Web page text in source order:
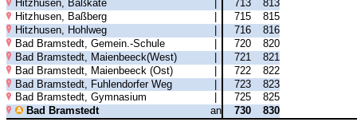
Hitzhusen, Baßkate
713
813
Hitzhusen, Baßberg
715
815
Hitzhusen, Hohlweg
716
816
Bad Bramstedt, Gemein.-Schule
720
820
Bad Bramstedt, Maienbeeck(West)
721
821
Bad Bramstedt, Maienbeeck (Ost)
| 722
822
Bad Bramstedt, Fuhlendorfer Weg
| 723
823
Bad Bramstedt, Gymnasium
725
825
Bad Bramstedt
an 730 830